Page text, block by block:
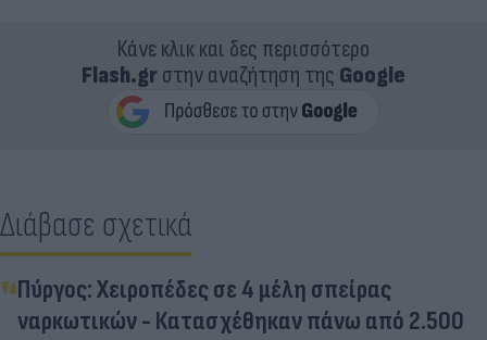
Κάνε κλικ και δες περισσότερο
Flash.grστην αναζήτηση της Google
Διάβασε σχετικά
Πύργος: Χειροπέδες σε 4 μέλη σπείρας
ναρκωτικών - Κατασχέθηκαν πάνω από 2.500